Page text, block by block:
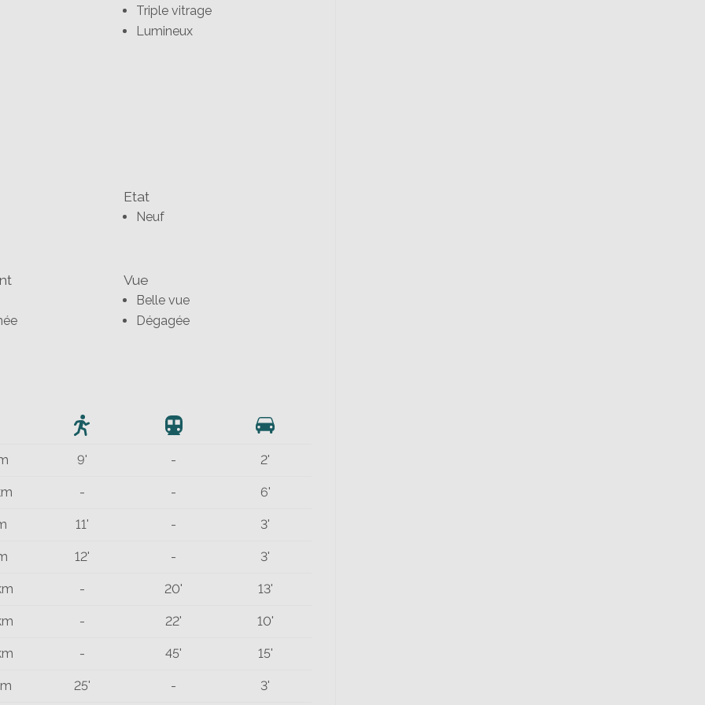
Triple vitrage
Lumineux
Etat
Neuf
Vue
Belle vue
Dégagée
9' - 2'
- - 6'
11' - 3'
12' - 3'
- 20' 13'
- 22' 10'
- 45' 15'
25' - 3'